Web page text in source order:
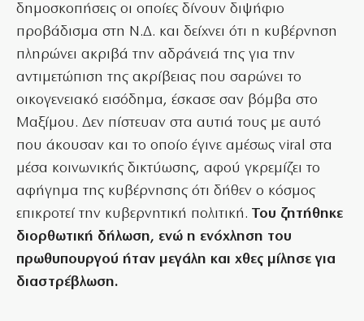
δημοσκοπήσεις οι οποίες δίνουν διψήφιο
προβάδισμα στη Ν.Δ. και δείχνει ότι η κυβέρνηση
πληρώνει ακριβά την αδράνειά της για την
αντιμετώπιση της ακρίβειας που σαρώνει το
οικογενειακό εισόδημα, έσκασε σαν βόμβα στο
Μαξίμου. Δεν πίστευαν στα αυτιά τους με αυτό
που άκουσαν και το οποίο έγινε αμέσως viral στα
μέσα κοινωνικής δικτύωσης, αφού γκρεμίζει το
αφήγημα της κυβέρνησης ότι δήθεν ο κόσμος
επικροτεί την κυβερνητική πολιτική. Του ζητήθηκε
διορθωτική δήλωση, ενώ η ενόχληση του
πρωθυπουργού ήταν μεγάλη και χθες μίλησε για
διαστρέβλωση.